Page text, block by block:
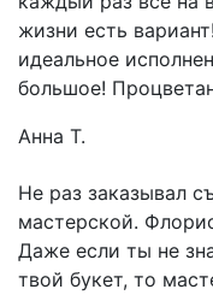
жизни есть
идеальное
большое!
Анна Т.
Не раз заказывал
мастерской.
Даже если ты не
твой букет, то